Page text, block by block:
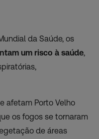
da Saúde, os
um risco à saúde,
afetam Porto Velho
os fogos se tornaram
de áreas